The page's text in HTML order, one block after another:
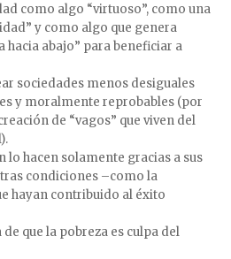
como algo “virtuoso”, como una
y como algo que genera
hacia abajo” para beneficiar a
sociedades menos desiguales
y moralmente reprobables (por
de “vagos” que viven del
lo hacen solamente gracias a sus
condiciones –como la
hayan contribuido al éxito
que la pobreza es culpa del